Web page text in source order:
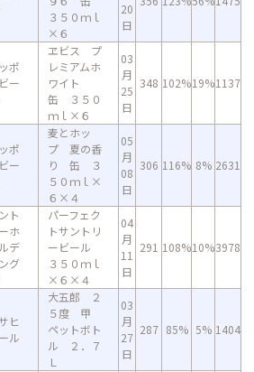
３５０ｍｌ
×６
20
日
ポ
ー
ヱビス プ
レミアムホ
ワイト
缶 ３５０
ｍｌ×６
03
月
25
日
348 102%19%1137
ポ
ー
麦とホッ
プ 夏の香
り 缶 ３
５０ｍｌ×
６×４
05
月
08
日
306 116% 8% 2631
ト
ホ
デ
グ
パーフェク
トサントリ
ービール
３５０ｍｌ
×６×４
04
月
11
日
291 108%10%3978
ヒ
ル
大五郎 ２
５度 甲
ペットボト
ル ２．７
Ｌ
03
月
27
日
287 85% 5% 1404